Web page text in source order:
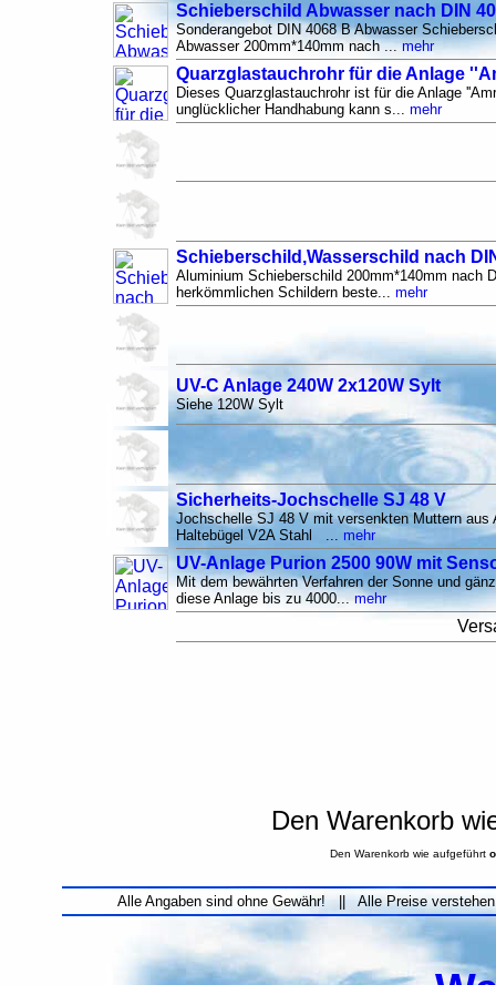
Schieberschild Abwasser nach DIN
Sonderangebot DIN 4068 B Abwasser
Abwasser 200mm*140mm nach ...mehr
Quarzglastauchrohr für die Anlage
Dieses Quarzglastauchrohr ist für die Anlage
unglücklicher Handhabung kann s... mehr
Schieberschild,Wasserschild nach
Aluminium Schieberschild 200mm*140mm nach
herkömmlichen Schildern beste... mehr
UV-C Anlage 240W 2x120W Sylt
Siehe 120W Sylt
Sicherheits-Jochschelle SJ 48 V
Jochschelle SJ 48 V mit versenkten Muttern
Haltebügel V2A Stahl ... mehr
UV-Anlage Purion 2500 90W mit
Mit dem bewährten Verfahren der Sonne und
diese Anlage bis zu 4000...mehr
Den Warenkorb
Den Warenkorb wie aufgeführt
Alle Angaben sind ohne Gewähr! || Alle Preise